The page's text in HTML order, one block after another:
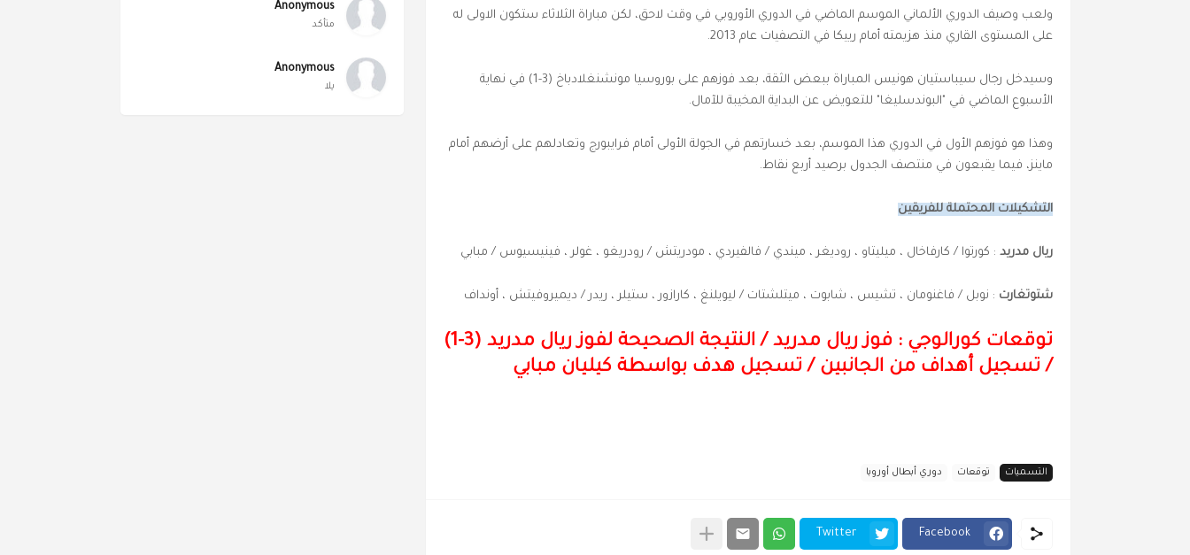
ولعب وصيف الدوري الألماني الموسم الماضي في الدوري الأوروبي في وقت لاحق، لكن مباراة الثلاثاء ستكون الاولى له
على المستوى القاري منذ هزيمته أمام رييكا في التصفيات عام 2013.
وسيدخل رجال سيباستيان هونيس المباراة ببعض الثقة، بعد فوزهم على بوروسيا مونشنغلادباخ (3-1) في نهاية
الأسبوع الماضي في "البوندسليغا" للتعويض عن البداية المخيبة للآمال.
وهذا هو فوزهم الأول في الدوري هذا الموسم، بعد خسارتهم في الجولة الأولى أمام فرايبورج وتعادلهم على أرضهم أمام
ماينز، فيما يقبعون في منتصف الجدول برصيد أربع نقاط.
التشكيلات المحتملة للفريقين
ريال مدريد : كورتوا / كارفاخال ، ميليتاو ، روديغر ، ميندي / فالفيردي ، مودريتش / رودريغو ، غولر ، فينيسيوس / مبابي
شتوتغارت : نوبل / فاغنومان ، تشيس ، شابوت ، ميتلشتات / ليويلنغ ، كارازور ، ستيلر ، ريدر / ديميروفيتش ، أونداف
توقعات كورالوجي : فوز ريال مدريد/
النتيجة الصحيحة لفوز ريال مدريد (3-1)
/ تسجيل أهداف من الجانبين / تسجيل هدف بواسطة كيليان مبابي
التسميات توقعات دوري أبطال أوروبا
Facebook
Twitter
Anonymous
متأكد
Anonymous
يلا